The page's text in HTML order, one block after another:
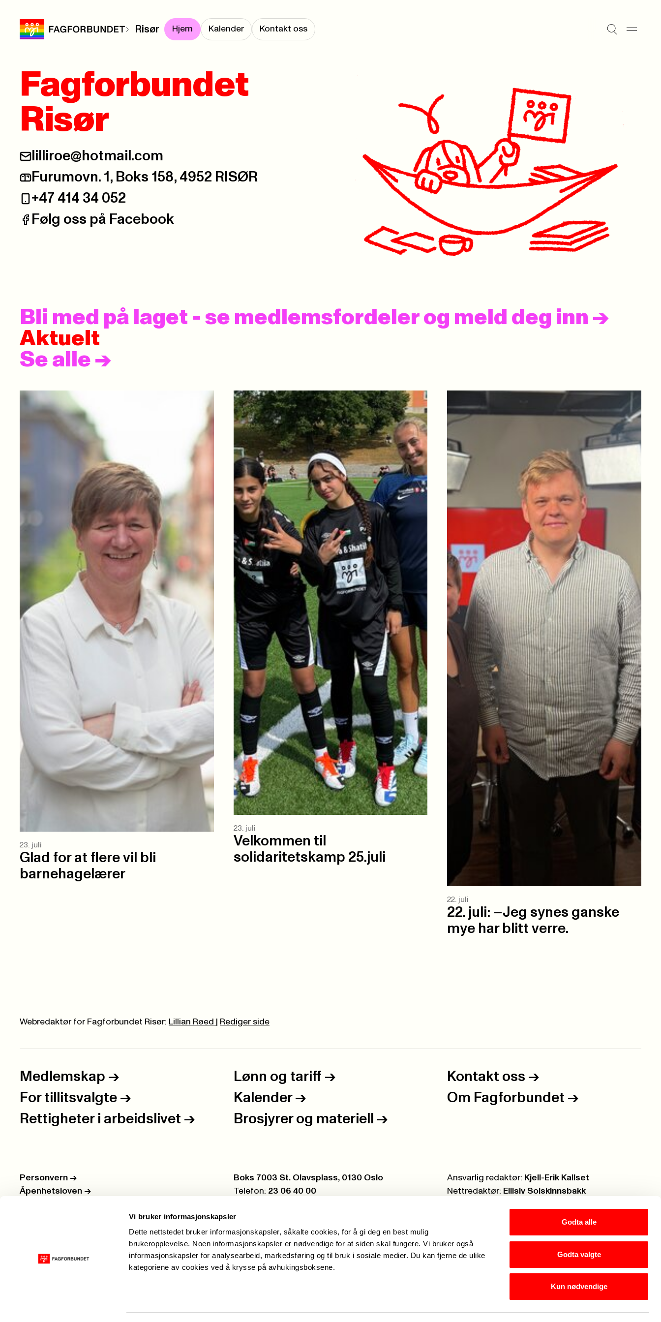
Vi bruker informasjonskapsler
Dette nettstedet bruker informasjonskapsler, såkalte cookies, for å gi deg en best mulig
brukeropplevelse. Noen informasjonskapsler er nødvendige for at siden skal fungere. Vi bruker også
informasjonskapsler for analysearbeid, markedsføring og til bruk i sosiale medier. Du kan fjerne de ulike
kategoriene av cookies ved å krysse på avhukingsboksene.
Godta alle
Godta valgte
Kun nødvendige
Risør Hjem Kalender Kontakt oss
Fagforbundet
Risør
E-post:
lilliroe@hotmail.com
Postadresse:
Furumovn. 1, Boks 158, 4952 RISØR
Telefon:
+47 414 34 052
Facebook:
Følg oss på Facebook
Bli med på laget - se medlemsfordeler og meld deg inn ->
Aktuelt
Se alle ->
23. juli
Glad for at flere vil bli
barnehagelærer
23. juli
Velkommen til
solidaritetskamp 25.juli
22. juli
22. juli: –Jeg synes ganske
mye har blitt verre.
Webredaktør for Fagforbundet Risør: Lillian Røed Rediger side
Medlemskap -> Lønn og tariff -> Kontakt oss ->
For tillitsvalgte -> Kalender -> Om Fagforbundet ->
Rettigheter i arbeidslivet -> Brosjyrer og materiell ->
Personvern ->
Åpenhetsloven ->
Postboks:
Boks 7003 St. Olavsplass, 0130 Oslo
Telefon: 23 06 40 00
Ansvarlig redaktør: Kjell-Erik Kallset
Nettredaktør: Ellisiv Solskinnsbakk